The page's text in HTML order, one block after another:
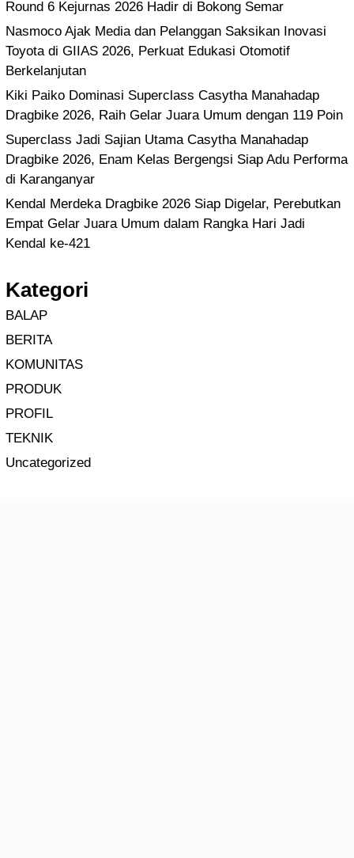
Round 6 Kejurnas 2026 Hadir di Bokong Semar
Nasmoco Ajak Media dan Pelanggan Saksikan Inovasi
Toyota di GIIAS 2026, Perkuat Edukasi Otomotif
Berkelanjutan
Kiki Paiko Dominasi Superclass Casytha Manahadap
Dragbike 2026, Raih Gelar Juara Umum dengan 119 Poin
Superclass Jadi Sajian Utama Casytha Manahadap
Dragbike 2026, Enam Kelas Bergengsi Siap Adu Performa
di Karanganyar
Kendal Merdeka Dragbike 2026 Siap Digelar, Perebutkan
Empat Gelar Juara Umum dalam Rangka Hari Jadi
Kendal ke-421
Kategori
BALAP
BERITA
KOMUNITAS
PRODUK
PROFIL
TEKNIK
Uncategorized